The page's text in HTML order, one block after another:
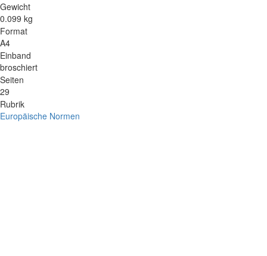
Gewicht
0.099 kg
Format
A4
Einband
broschiert
Seiten
29
Rubrik
Europäische Normen